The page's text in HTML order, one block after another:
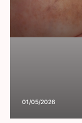
01/05/2026